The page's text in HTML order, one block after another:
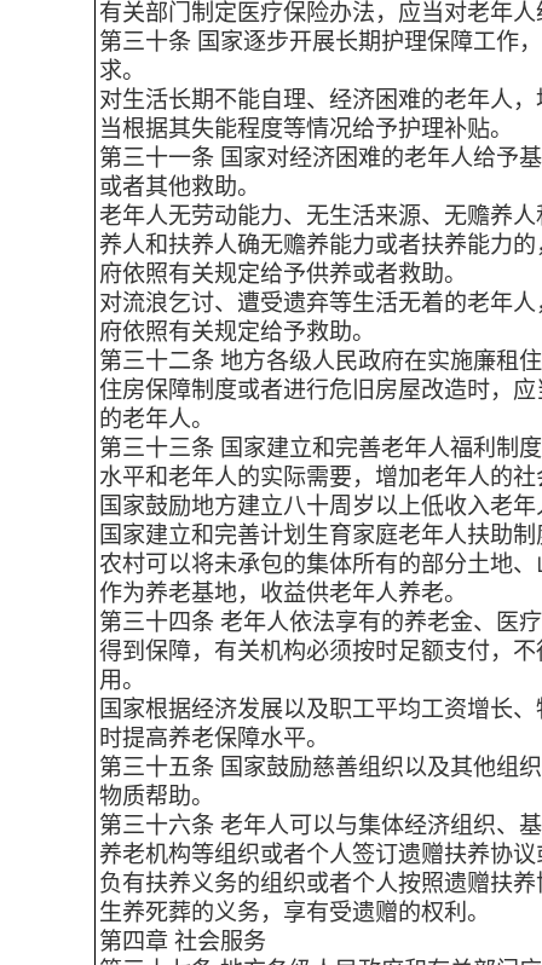
有关部门制定医疗保险办法，应当对老年
第三十条 国家逐步开展长期护理保障工作
求。
对生活长期不能自理、经济困难的老年人
当根据其失能程度等情况给予护理补贴。
第三十一条 国家对经济困难的老年人给予
或者其他救助。
老年人无劳动能力、无生活来源、无赡养
养人和扶养人确无赡养能力或者扶养能力
府依照有关规定给予供养或者救助。
对流浪乞讨、遭受遗弃等生活无着的老年
府依照有关规定给予救助。
第三十二条 地方各级人民政府在实施廉租
住房保障制度或者进行危旧房屋改造时，
的老年人。
第三十三条 国家建立和完善老年人福利制
水平和老年人的实际需要，增加老年人的社
国家鼓励地方建立八十周岁以上低收入老
国家建立和完善计划生育家庭老年人扶助制
农村可以将未承包的集体所有的部分土地
作为养老基地，收益供老年人养老。
第三十四条 老年人依法享有的养老金、医
得到保障，有关机构必须按时足额支付，
用。
国家根据经济发展以及职工平均工资增长
时提高养老保障水平。
第三十五条 国家鼓励慈善组织以及其他组
物质帮助。
第三十六条 老年人可以与集体经济组织、
养老机构等组织或者个人签订遗赠扶养协
负有扶养义务的组织或者个人按照遗赠扶
生养死葬的义务，享有受遗赠的权利。
第四章 社会服务